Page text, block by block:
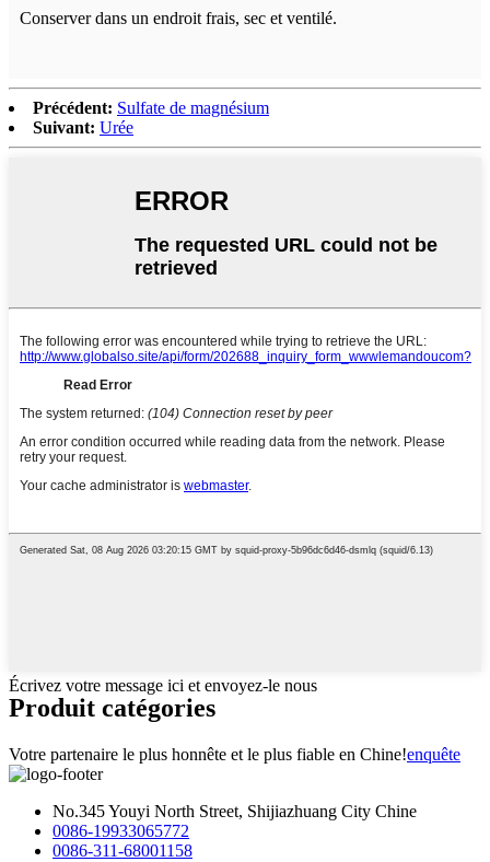
Conserver dans un endroit frais, sec et ventilé.
Précédent: Sulfate de magnésium
Suivant: Urée
Écrivez votre message ici et envoyez-le nous
Produit catégories
Votre partenaire le plus honnête et le plus fiable en Chine!enquête
No.345 Youyi North Street, Shijiazhuang City Chine
0086-19933065772
0086-311-68001158